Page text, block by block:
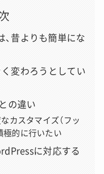
昔よりも簡単にな
変わろうとしてい
の違い
カスタマイズ（フッ
極的に行いたい
に対応する